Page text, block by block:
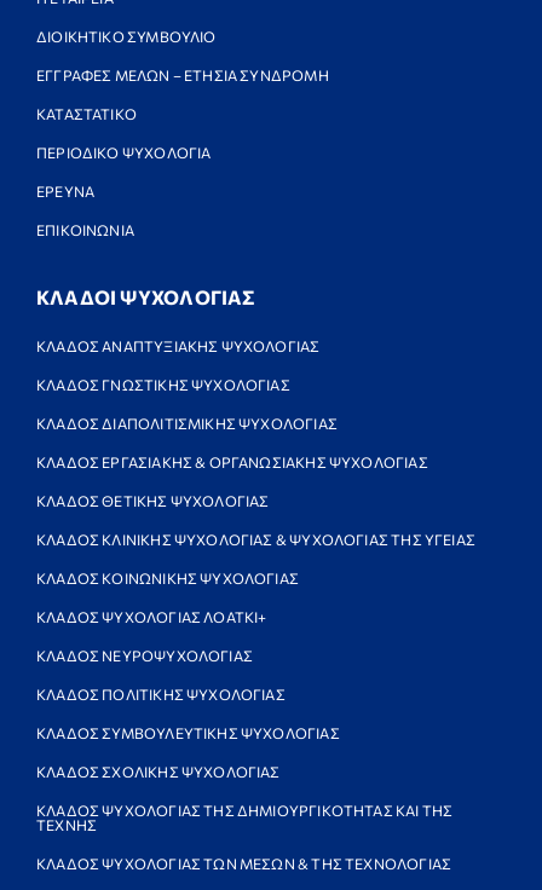
ΔΙΟΙΚΗΤΙΚΟ ΣΥΜΒΟΥΛΙΟ
ΕΓΓΡΑΦΕΣ ΜΕΛΩΝ – ΕΤΗΣΙΑ ΣΥΝΔΡΟΜΗ
ΚΑΤΑΣΤΑΤΙΚΟ
ΠΕΡΙΟΔΙΚΟ ΨΥΧΟΛΟΓΙΑ
ΕΡΕΥΝΑ
ΕΠΙΚΟΙΝΩΝΙΑ
ΚΛΑΔΟΙ ΨΥΧΟΛΟΓΙΑΣ
ΚΛΑΔΟΣ ΑΝΑΠΤΥΞΙΑΚΗΣ ΨΥΧΟΛΟΓΙΑΣ
ΚΛΑΔΟΣ ΓΝΩΣΤΙΚΗΣ ΨΥΧΟΛΟΓΙΑΣ
ΚΛΑΔΟΣ ΔΙΑΠΟΛΙΤΙΣΜΙΚΗΣ ΨΥΧΟΛΟΓΙΑΣ
ΚΛΑΔΟΣ ΕΡΓΑΣΙΑΚΗΣ & ΟΡΓΑΝΩΣΙΑΚΗΣ ΨΥΧΟΛΟΓΙΑΣ
ΚΛΑΔΟΣ ΘΕΤΙΚΗΣ ΨΥΧΟΛΟΓΙΑΣ
ΚΛΑΔΟΣ ΚΛΙΝΙΚΗΣ ΨΥΧΟΛΟΓΙΑΣ & ΨΥΧΟΛΟΓΙΑΣ ΤΗΣ ΥΓΕΙΑΣ
ΚΛΑΔΟΣ ΚΟΙΝΩΝΙΚΗΣ ΨΥΧΟΛΟΓΙΑΣ
ΚΛΑΔΟΣ ΨΥΧΟΛΟΓΙΑΣ ΛΟΑΤΚΙ+
ΚΛΑΔΟΣ ΝΕΥΡΟΨΥΧΟΛΟΓΙΑΣ
ΚΛΑΔΟΣ ΠΟΛΙΤΙΚΗΣ ΨΥΧΟΛΟΓΙΑΣ
ΚΛΑΔΟΣ ΣΥΜΒΟΥΛΕΥΤΙΚΗΣ ΨΥΧΟΛΟΓΙΑΣ
ΚΛΑΔΟΣ ΣΧΟΛΙΚΗΣ ΨΥΧΟΛΟΓΙΑΣ
ΚΛΑΔΟΣ ΨΥΧΟΛΟΓΙΑΣ ΤΗΣ ΔΗΜΙΟΥΡΓΙΚΟΤΗΤΑΣ ΚΑΙ ΤΗΣ
ΤΕΧΝΗΣ
ΚΛΑΔΟΣ ΨΥΧΟΛΟΓΙΑΣ ΤΩΝ ΜΕΣΩΝ & ΤΗΣ ΤΕΧΝΟΛΟΓΙΑΣ